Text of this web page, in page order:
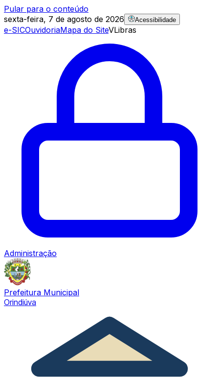
Pular para o conteúdo
sexta-feira, 7 de agosto de 2026
Acessibilidade
e-SICOuvidoriaMapa do SiteVLibras
Administração
Prefeitura Municipal
Orindiúva